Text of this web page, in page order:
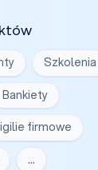
Szkolenia
Bankiety
firmowe
…